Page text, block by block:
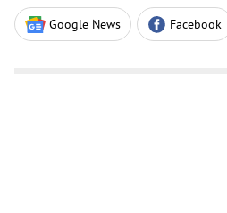
Google News Facebook